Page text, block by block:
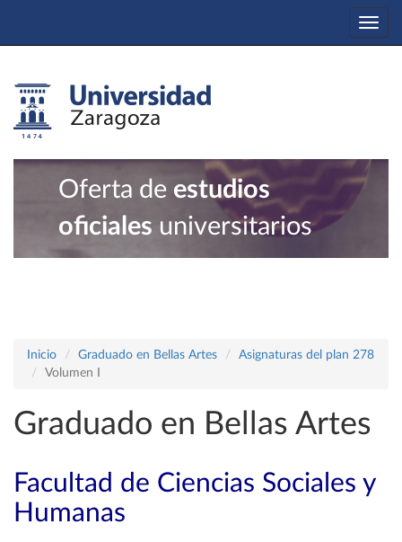
Oferta de estudios
oficiales universitarios
Inicio Graduado en Bellas Artes
Asignaturas del plan 278
Volumen I
Graduado en Bellas Artes
Facultad de Ciencias Sociales y
Humanas